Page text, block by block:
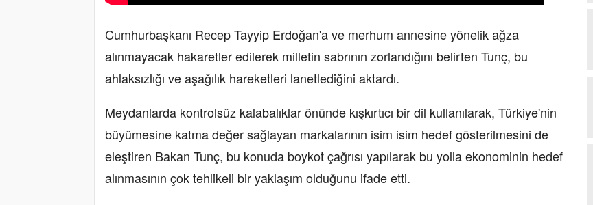
Cumhurbaşkanı Recep Tayyip Erdoğan'a ve merhum annesine yönelik ağza
alınmayacak hakaretler edilerek milletin sabrının zorlandığını belirten Tunç, bu
ahlaksızlığı ve aşağılık hareketleri lanetlediğini aktardı.
Meydanlarda kontrolsüz kalabalıklar önünde kışkırtıcı bir dil kullanılarak, Türkiye'nin
büyümesine katma değer sağlayan markalarının isim isim hedef gösterilmesini de
eleştiren Bakan Tunç, bu konuda boykot çağrısı yapılarak bu yolla ekonominin hedef
alınmasının çok tehlikeli bir yaklaşım olduğunu ifade etti.